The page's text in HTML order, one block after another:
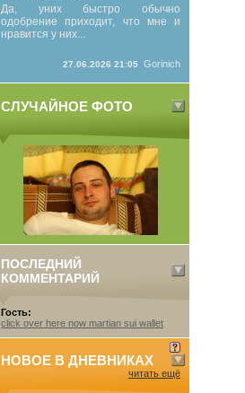
Да, уних быстро обычно
одобрение приходит, что мне и
нравится у них...
27.06.2026 21:05 Gorinich
СЛУЧАЙНОЕ ФОТО
ПОСЛЕДНИЙ
КОММЕНТАРИЙ
Гость:
click over here now martian sui wallet
НОВОЕ В ДНЕВНИКАХ
читать ещё